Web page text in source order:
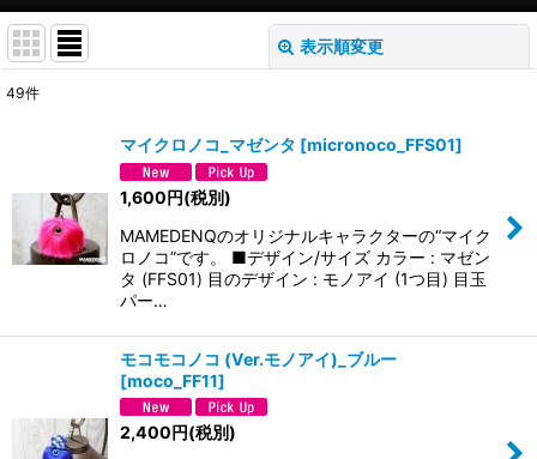
表示順変更
絞り込む
49件
マイクロノコ_マゼンタ [micronoco_FFS01]
1,600円(税別)
MAMEDENQのオリジナルキャラクターの“マイク
ロノコ”です。 ■デザイン/サイズ カラー : マゼン
タ (FFS01) 目のデザイン : モノアイ (1つ目) 目玉
パー…
モコモコノコ (Ver.モノアイ)_ブルー
[moco_FF11]
2,400円(税別)